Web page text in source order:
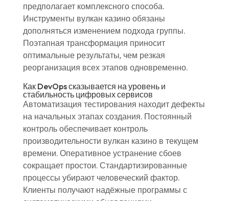
предполагает комплексного способа.
Инструменты вулкан казино обязаны
дополняться изменением подхода группы.
Поэтапная трансформация приносит
оптимальные результаты, чем резкая
реорганизация всех этапов одновременно.
Как DevOps сказывается на уровень и
стабильность цифровых сервисов
Автоматизация тестирования находит дефекты
на начальных этапах создания. Постоянный
контроль обеспечивает контроль
производительности вулкан казино в текущем
времени. Оперативное устранение сбоев
сокращает простои. Стандартизированные
процессы убирают человеческий фактор.
Клиенты получают надёжные программы с